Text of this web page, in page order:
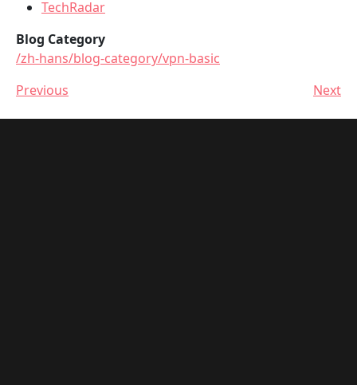
TechRadar
Blog Category
/zh-hans/blog-category/vpn-basic
Previous
Next